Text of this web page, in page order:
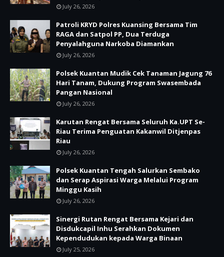
July 26, 2026
Patroli KRYD Polres Kuansing Bersama Tim
RAGA dan Satpol PP, Dua Terduga
Penyalahguna Narkoba Diamankan
July 26, 2026
Polsek Kuantan Mudik Cek Tanaman Jagung 76
Hari Tanam, Dukung Program Swasembada
Pangan Nasional
July 26, 2026
Karutan Rengat Bersama Seluruh Ka.UPT Se-
Riau Terima Penguatan Kakanwil Ditjenpas
Riau
July 26, 2026
Polsek Kuantan Tengah Salurkan Sembako
dan Serap Aspirasi Warga Melalui Program
Minggu Kasih
July 26, 2026
Sinergi Rutan Rengat Bersama Kejari dan
Disdukcapil Inhu Serahkan Dokumen
Kependudukan kepada Warga Binaan
July 25, 2026